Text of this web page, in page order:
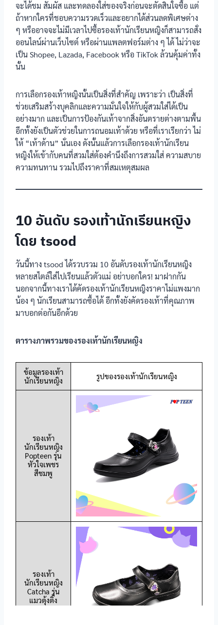
จะได้ชม สัมผัส และทดลองใส่ของจริงก่อนจะตัดสินใจซื้อ แต่
ถ้าหากใครที่ชอบความรวดเร็วและอยากได้ส่วนลดพิเศษต่าง
ๆ หรืออาจจะไม่มีเวลาไปซื้อรองเท้านักเรียนหญิงก็สามารถสั่ง
ออนไลน์ผ่านเว็บไซต์ หรือผ่านแพลตฟอร์มต่าง ๆ ได้ ไม่ว่าจะ
เป็น Shopee, Lazada, Facebook หรือ TikTok ล้วนคุ้มค่าทั้ง
นั้น
การเลือกรองเท้าหญิงนั้นเป็นสิ่งที่สำคัญ เพราะว่า เป็นสิ่งที่
ช่วยเสริมสร้างบุคลิกและความมั่นใจให้กับผู้สวมใส่ได้เป็น
อย่างมาก และเป็นการป้องกันเท้าจากสิ่งอันตรายต่างตามพื้น
อีกทั้งยังเป็นตัวช่วยในการถนอมเท้าด้วย หรือที่เราเรียกว่า ไม่
ให้ “เท้าด้าน” นั่นเอง ดังนั้นแล้วการเลือกรองเท้านักเรียน
หญิงให้เข้ากับคนที่สวมใส่ต้องคำนึงถึงการสวมใส่ ความสบาย
ความทนทาน รวมไปถึงราคาที่สมเหตุสมผล
10 อันดับ รองเท้านักเรียนหญิง
โดย tsood
วันนี้ทาง tsood ได้รวบรวม 10 อันดับรองเท้านักเรียนหญิง
หลายสไตล์ใส่ไปเรียนแล้วตัวแม่ อย่าบอกใคร! มาฝากกัน
นอกจากนี้ทางเราได้คัดรองเท้านักเรียนหญิงราคาไม่แพงมาก
น้อง ๆ นักเรียนสามารถซื้อได้ อีกทั้งยังคัดรองเท้าที่คุณภาพ
มาบอกต่อกันอีกด้วย
ตารางภาพรวมของรองเท้านักเรียนหญิง
ข้อมูลรองเท้า
นักเรียนหญิง
รูปของรองเท้านักเรียนหญิง
รองเท้า
นักเรียนหญิง
Popteen รุ่น
หัวใจเพชร
สีชมพู
รองเท้า
นักเรียนหญิง
Catcha รุ่น
แมวตุ้งติ้ง